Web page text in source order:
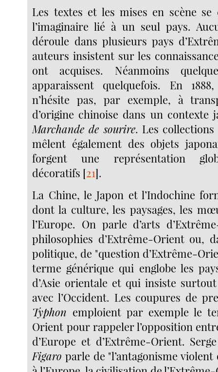
Les textes et les mises en scène
l’imaginaire lié à un seul pays.
déroule dans plusieurs pays
auteurs insistent sur les
ont acquises. Néanmoins
apparaissent quelquefois. En
n’hésite pas, par exemple, à
d’origine chinoise dans un contexte
Marchande de sourire. Les collections
mêlent également des objets
forgent une représentation
décoratifs [21].
La Chine, le Japon et l’Indochine
dont la culture, les paysages, les
l’Europe. On parle d’arts
philosophies d’Extrême-Orient ou,
politique, de "question d’Extrême-
terme générique qui englobe les
d’Asie orientale et qui insiste
avec l’Occident. Les coupures de
Typhon emploient par exemple le
Orient pour rappeler l’opposition
d’Europe et d’Extrême-Orient.
Figaro parle de "l’antagonisme violent